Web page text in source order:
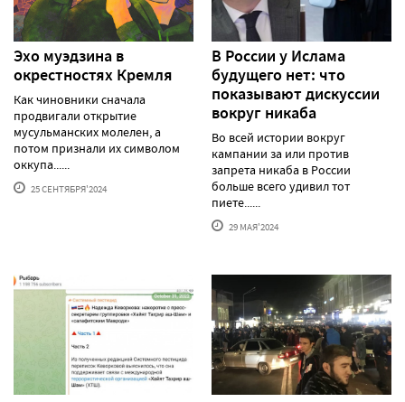
Эхо муэдзина в
окрестностях Кремля
Как чиновники сначала
продвигали открытие
мусульманских молелен, а
потом признали их символом
оккупа......
25 СЕНТЯБРЯ'2024
В России у Ислама
будущего нет: что
показывают дискуссии
вокруг никаба
Во всей истории вокруг
кампании за или против
запрета никаба в России
больше всего удивил тот
пиете......
29 МАЯ'2024